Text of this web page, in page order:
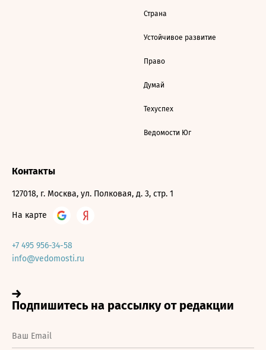
Страна
Устойчивое развитие
Право
Думай
Техуспех
Ведомости Юг
Контакты
127018, г. Москва, ул. Полковая, д. 3, стр. 1
На карте
+7 495 956-34-58
info@vedomosti.ru